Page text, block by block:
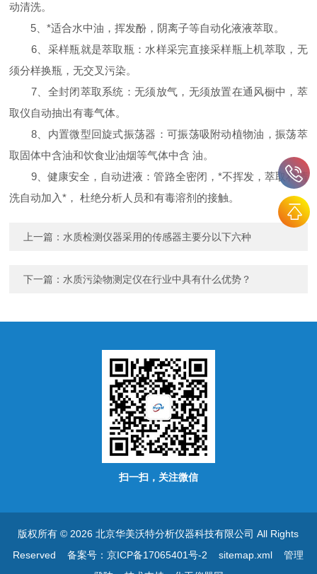
动清洗。
5、*适合水中油，挥发酚，阴离子等自动化液液萃取。
6、采样瓶就是萃取瓶：水样采完直接采样瓶上机萃取，无
须分样换瓶，无交叉污染。
7、全封闭萃取系统：无须放气，无须放置在通风橱中，萃
取仪自动抽出有毒气体。
8、内置微型回旋式振荡器：可振荡吸附动植物油，振荡萃
取固体中含油和饮食业油烟等气体中含 油。
9、健康安全，自动进液：管路全密闭，*不挥发，萃取和清
洗自动加入*， 杜绝分析人员和有毒溶剂的接触。
上一篇： 水质检测仪器采用的传感器主要分以下六种
下一篇： 水质污染物测定仪在行业中具有什么优势？
扫一扫，关注微信
版权所有 © 2026 北京华美沃特分析仪器科技有限公司 All Rights
Reserved备案号：京ICP备17065401号-2 sitemap.xml
管理